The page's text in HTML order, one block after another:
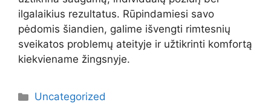
ilgalaikius rezultatus. Rūpindamiesi savo
pėdomis šiandien, galime išvengti rimtesnių
sveikatos problemų ateityje ir užtikrinti komfortą
kiekviename žingsnyje.
Kategorijos
Uncategorized